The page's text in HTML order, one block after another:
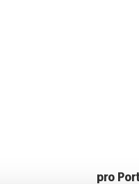
pro